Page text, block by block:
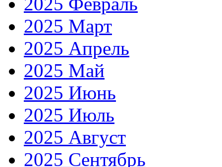
2025 Март
2025 Апрель
2025 Май
2025 Июнь
2025 Июль
2025 Август
2025 Сентябрь